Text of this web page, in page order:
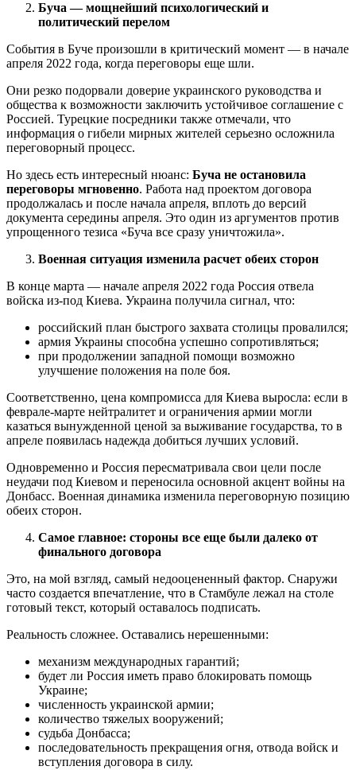
Буча — мощнейший психологический и
политический перелом
События в Буче произошли в критический момент — в начале
апреля 2022 года, когда переговоры еще шли.
Они резко подорвали доверие украинского руководства и
общества к возможности заключить устойчивое соглашение с
Россией. Турецкие посредники также отмечали, что
информация о гибели мирных жителей серьезно осложнила
переговорный процесс.
Но здесь есть интересный нюанс: Буча не остановила
переговоры мгновенно. Работа над проектом договора
продолжалась и после начала апреля, вплоть до версий
документа середины апреля. Это один из аргументов против
упрощенного тезиса «Буча все сразу уничтожила».
Военная ситуация изменила расчет обеих сторон
В конце марта — начале апреля 2022 года Россия отвела
войска из-под Киева. Украина получила сигнал, что:
российский план быстрого захвата столицы провалился;
армия Украины способна успешно сопротивляться;
при продолжении западной помощи возможно
улучшение положения на поле боя.
Соответственно, цена компромисса для Киева выросла: если в
феврале-марте нейтралитет и ограничения армии могли
казаться вынужденной ценой за выживание государства, то в
апреле появилась надежда добиться лучших условий.
Одновременно и Россия пересматривала свои цели после
неудачи под Киевом и переносила основной акцент войны на
Донбасс. Военная динамика изменила переговорную позицию
обеих сторон.
Самое главное: стороны все еще были далеко от
финального договора
Это, на мой взгляд, самый недооцененный фактор. Снаружи
часто создается впечатление, что в Стамбуле лежал на столе
готовый текст, который оставалось подписать.
Реальность сложнее. Оставались нерешенными:
механизм международных гарантий;
будет ли Россия иметь право блокировать помощь
Украине;
численность украинской армии;
количество тяжелых вооружений;
судьба Донбасса;
последовательность прекращения огня, отвода войск и
вступления договора в силу.